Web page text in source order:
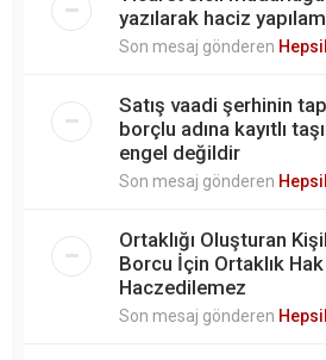
yazılarak haciz
Son mesaj gönderen
Satış vaadi şerhinin
borçlu adına kayıtlı
engel değildir
Son mesaj gönderen
Ortaklığı Oluşturan
Borcu İçin Ortaklık
Haczedilemez
Son mesaj gönderen